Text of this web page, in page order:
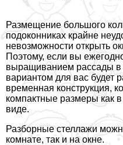
Размещение большого
подоконниках крайне
невозможности открыть
Поэтому, если вы
выращиванием рассады в
вариантом для вас будет
временная конструкция,
компактные размеры как
виде.
Разборные стеллажи
комнате, так и на окне.